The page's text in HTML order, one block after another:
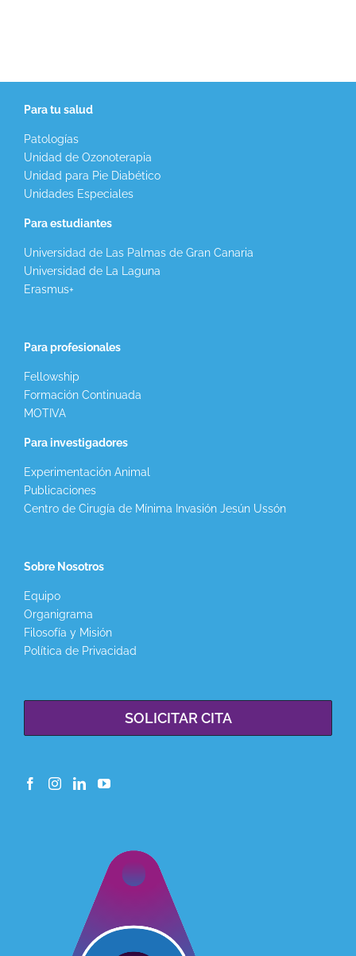
Para tu salud
Patologías
Unidad de Ozonoterapia
Unidad para Pie Diabético
Unidades Especiales
Para estudiantes
Universidad de Las Palmas de Gran Canaria
Universidad de La Laguna
Erasmus+
Para profesionales
Fellowship
Formación Continuada
MOTIVA
Para investigadores
Experimentación Animal
Publicaciones
Centro de Cirugía de Mínima Invasión Jesún Ussón
Sobre Nosotros
Equipo
Organigrama
Filosofía y Misión
Política de Privacidad
SOLICITAR CITA